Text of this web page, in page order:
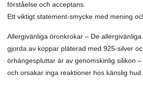
förståelse och acceptans.
Ett viktigt statement-smycke med mening
Allergivänliga öronkrokar – De
gjorda av koppar pläterad med 925-silver
örhängespluttar är av genomskinlig silikon
och orsakar inga reaktioner hos känslig hud.